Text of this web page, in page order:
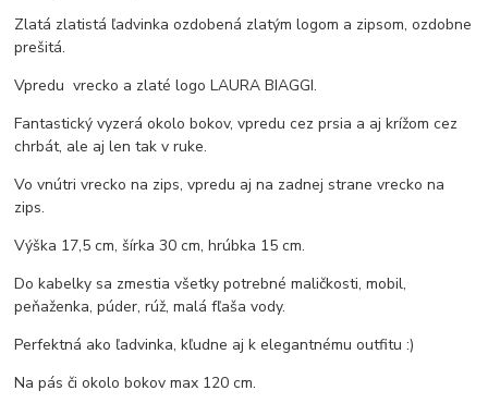
Zlatá zlatistá ľadvinka ozdobená zlatým logom a zipsom, ozdobne
prešitá.
Vpredu vrecko a zlaté logo LAURA BIAGGI.
Fantastický vyzerá okolo bokov, vpredu cez prsia a aj krížom cez
chrbát, ale aj len tak v ruke.
Vo vnútri vrecko na zips, vpredu aj na zadnej strane vrecko na
zips.
Výška 17,5 cm, šírka 30 cm, hrúbka 15 cm.
Do kabelky sa zmestia všetky potrebné maličkosti, mobil,
peňaženka, púder, rúž, malá fľaša vody.
Perfektná ako ľadvinka, kľudne aj k elegantnému outfitu :)
Na pás či okolo bokov max 120 cm.